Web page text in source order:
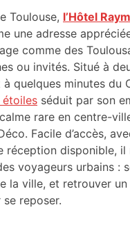
Toulouse, l’Hôtel
une adresse
comme des
ou invités. Situé à
quelques minutes du
séduit par son
rare en centre-
Facile d’accès,
réception disponible, il
voyageurs urbains :
la ville, et retrouver un
reposer.